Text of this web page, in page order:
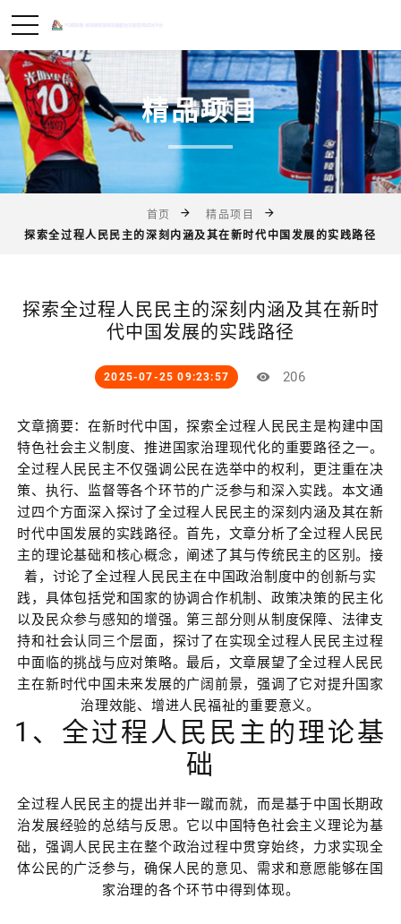
精品项目
首页
精品项目
探索全过程人民民主的深刻内涵及其在新时代中国发展的实践路径
探索全过程人民民主的深刻内涵及其在新时
代中国发展的实践路径
2025-07-25 09:23:57 206
文章摘要：在新时代中国，探索全过程人民民主是构建中国
特色社会主义制度、推进国家治理现代化的重要路径之一。
全过程人民民主不仅强调公民在选举中的权利，更注重在决
策、执行、监督等各个环节的广泛参与和深入实践。本文通
过四个方面深入探讨了全过程人民民主的深刻内涵及其在新
时代中国发展的实践路径。首先，文章分析了全过程人民民
主的理论基础和核心概念，阐述了其与传统民主的区别。接
着，讨论了全过程人民民主在中国政治制度中的创新与实
践，具体包括党和国家的协调合作机制、政策决策的民主化
以及民众参与感知的增强。第三部分则从制度保障、法律支
持和社会认同三个层面，探讨了在实现全过程人民民主过程
中面临的挑战与应对策略。最后，文章展望了全过程人民民
主在新时代中国未来发展的广阔前景，强调了它对提升国家
治理效能、增进人民福祉的重要意义。
1、全过程人民民主的理论基
础
全过程人民民主的提出并非一蹴而就，而是基于中国长期政
治发展经验的总结与反思。它以中国特色社会主义理论为基
础，强调人民民主在整个政治过程中贯穿始终，力求实现全
体公民的广泛参与，确保人民的意见、需求和意愿能够在国
家治理的各个环节中得到体现。